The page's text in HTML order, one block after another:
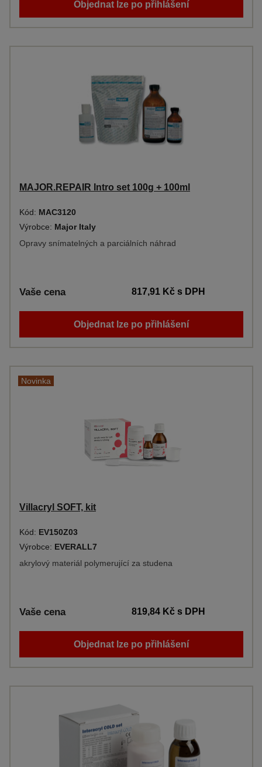
Objednat lze po přihlášení
MAJOR.REPAIR Intro set 100g + 100ml
Kód: MAC3120
Výrobce: Major Italy
Opravy snímatelných a parciálních náhrad
Vaše cena 817,91 Kčs DPH
Objednat lze po přihlášení
Novinka
Villacryl SOFT, kit
Kód: EV150Z03
Výrobce: EVERALL7
akrylový materiál polymerující za studena
Vaše cena 819,84 Kčs DPH
Objednat lze po přihlášení